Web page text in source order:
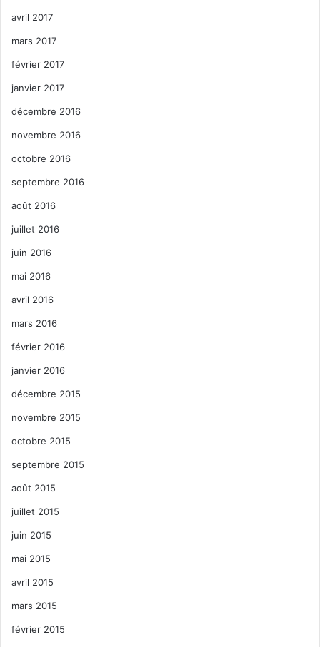
avril 2017
mars 2017
février 2017
janvier 2017
décembre 2016
novembre 2016
octobre 2016
septembre 2016
août 2016
juillet 2016
juin 2016
mai 2016
avril 2016
mars 2016
février 2016
janvier 2016
décembre 2015
novembre 2015
octobre 2015
septembre 2015
août 2015
juillet 2015
juin 2015
mai 2015
avril 2015
mars 2015
février 2015